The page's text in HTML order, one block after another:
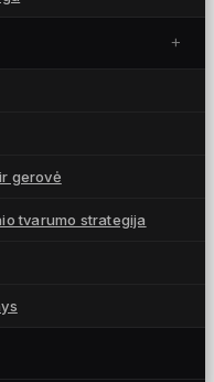
gerovė
tvarumo strategija